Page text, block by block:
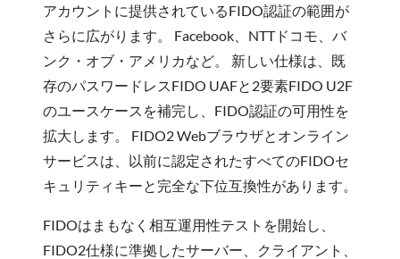
アカウントに提供されているFIDO認証の範囲が
さらに広がります。 Facebook、NTTドコモ、バ
ンク・オブ・アメリカなど。 新しい仕様は、既
存のパスワードレスFIDO UAFと2要素FIDO U2F
のユースケースを補完し、FIDO認証の可用性を
拡大します。 FIDO2 Webブラウザとオンライン
サービスは、以前に認定されたすべてのFIDOセ
キュリティキーと完全な下位互換性があります。
FIDOはまもなく相互運用性テストを開始し、
FIDO2仕様に準拠したサーバー、クライアント、